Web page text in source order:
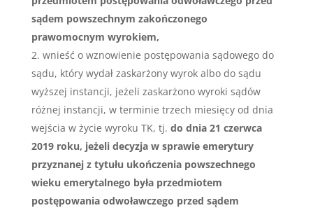
sądem powszechnym zakończonego
prawomocnym wyrokiem,
wnieść o wznowienie postępowania sądowego do
sądu, który wydał zaskarżony wyrok albo do sądu
wyższej instancji, jeżeli zaskarżono wyroki sądów
różnej instancji, w terminie trzech miesięcy od dnia
wejścia w życie wyroku TK, tj. do dnia 21 czerwca
2019 roku, jeżeli decyzja w sprawie emerytury
przyznanej z tytułu ukończenia powszechnego
wieku emerytalnego była przedmiotem
postępowania odwoławczego przed sądem